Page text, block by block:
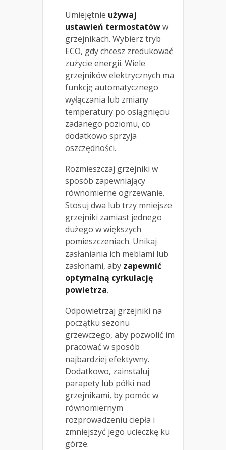
Umiejętnie używaj
ustawień termostatóww
grzejnikach. Wybierz tryb
ECO, gdy chcesz zredukować
zużycie energii. Wiele
grzejników elektrycznych ma
funkcję automatycznego
wyłączania lub zmiany
temperatury po osiągnięciu
zadanego poziomu, co
dodatkowo sprzyja
oszczędności.
Rozmieszczaj grzejniki w
sposób zapewniający
równomierne ogrzewanie.
Stosuj dwa lub trzy mniejsze
grzejniki zamiast jednego
dużego w większych
pomieszczeniach. Unikaj
zasłaniania ich meblami lub
zasłonami, aby zapewnić
optymalną cyrkulację
powietrza.
Odpowietrzaj grzejniki na
początku sezonu
grzewczego, aby pozwolić im
pracować w sposób
najbardziej efektywny.
Dodatkowo, zainstaluj
parapety lub półki nad
grzejnikami, by pomóc w
równomiernym
rozprowadzeniu ciepła i
zmniejszyć jego ucieczkę ku
górze.